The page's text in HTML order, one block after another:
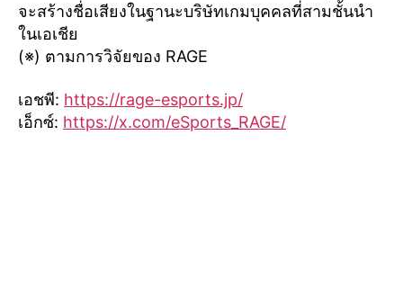
จะสร้างชื่อเสียงในฐานะบริษัทเกมบุคคลที่สามชั้นนำ
ในเอเชีย
(※) ตามการวิจัยของ RAGE
เอชพี: https://rage-esports.jp/
เอ็กซ์: https://x.com/eSports_RAGE/